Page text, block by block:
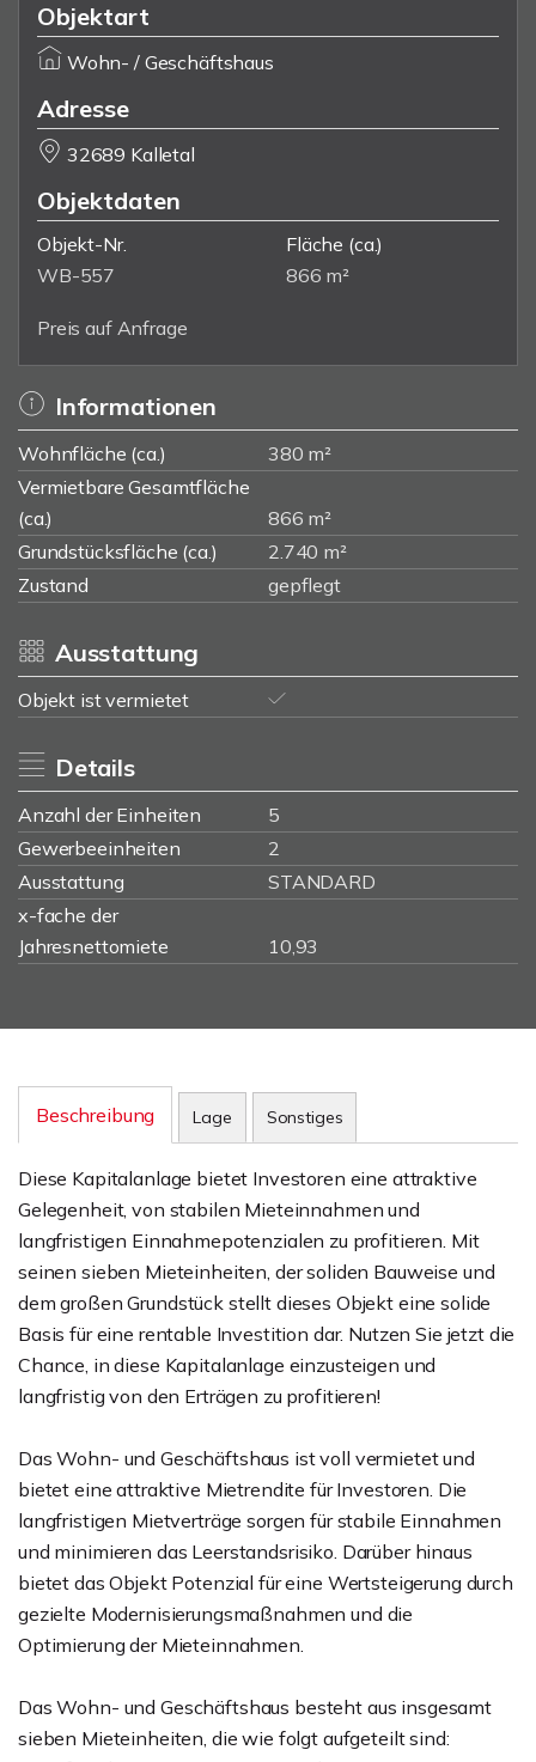
Objektart
Wohn- / Geschäftshaus
Adresse
32689 Kalletal
Objektdaten
Objekt-Nr.
WB-557
Fläche (ca.)
866 m²
Preis auf Anfrage
Informationen
Wohnfläche (ca.)
380 m²
Vermietbare Gesamtfläche
(ca.)
866 m²
Grundstücksfläche (ca.)
2.740 m²
Zustand
gepflegt
Ausstattung
Objekt ist vermietet
Details
Anzahl der Einheiten
5
Gewerbeeinheiten
2
Ausstattung
STANDARD
x-fache der
Jahresnettomiete
10,93
Beschreibung Lage Sonstiges
Diese Kapitalanlage bietet Investoren eine attraktive
Gelegenheit, von stabilen Mieteinnahmen und
langfristigen Einnahmepotenzialen zu profitieren. Mit
seinen sieben Mieteinheiten, der soliden Bauweise und
dem großen Grundstück stellt dieses Objekt eine solide
Basis für eine rentable Investition dar. Nutzen Sie jetzt die
Chance, in diese Kapitalanlage einzusteigen und
langfristig von den Erträgen zu profitieren!
Das Wohn- und Geschäftshaus ist voll vermietet und
bietet eine attraktive Mietrendite für Investoren. Die
langfristigen Mietverträge sorgen für stabile Einnahmen
und minimieren das Leerstandsrisiko. Darüber hinaus
bietet das Objekt Potenzial für eine Wertsteigerung durch
gezielte Modernisierungsmaßnahmen und die
Optimierung der Mieteinnahmen.
Das Wohn- und Geschäftshaus besteht aus insgesamt
sieben Mieteinheiten, die wie folgt aufgeteilt sind: